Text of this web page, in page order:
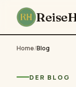
Home/Blog
DER BLOG